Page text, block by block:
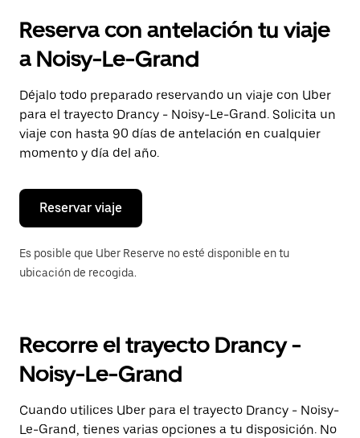
calendario
seleccionar
fecha.
Pulsa
el
botón
de
escape
cerrar
calendario.
Reserva con antelación tu viaje
a Noisy-Le-Grand
Déjalo todo preparado reservando un viaje con Uber
para el trayecto Drancy - Noisy-Le-Grand. Solicita un
viaje con hasta 90 días de antelación en cualquier
momento y día del año.
Reservar viaje
Es posible que Uber Reserve no esté disponible en tu
ubicación de recogida.
Recorre el trayecto Drancy -
Noisy-Le-Grand
Cuando utilices Uber para el trayecto Drancy - Noisy-
Le-Grand, tienes varias opciones a tu disposición. No